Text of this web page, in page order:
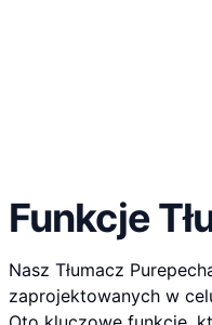
Funkcje
Nasz Tłumacz
zaprojektowanych w